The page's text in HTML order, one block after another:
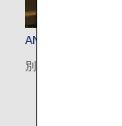
ANAおすすめ（野
別海エリアで野付